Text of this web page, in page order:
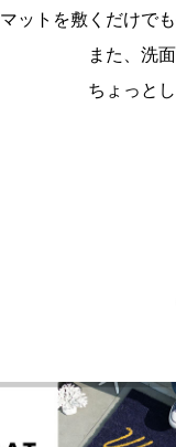
マットを敷くだけで
また、洗
ちょっと